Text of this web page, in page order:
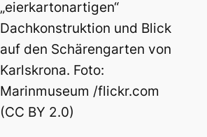
„eierkartonartigen“
Dachkonstruktion und Blick
auf den Schärengarten von
Karlskrona. Foto:
Marinmuseum /flickr.com
(CC BY 2.0)